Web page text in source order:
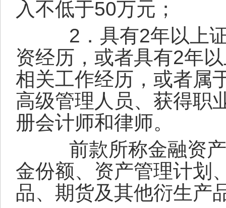
入不低于50万元；
2 ．具有2年以上
资经历，或者具有2年
相关工作经历，或者属
高级管理人员、获得职
册会计师和律师。
前款所称金融资产
金份额、资产管理计划
品、期货及其他衍生产